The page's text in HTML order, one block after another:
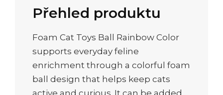
Přehled produktu
Foam Cat Toys Ball Rainbow Color
supports everyday feline
enrichment through a colorful foam
ball design that helps keep cats
active and curious. It can be added